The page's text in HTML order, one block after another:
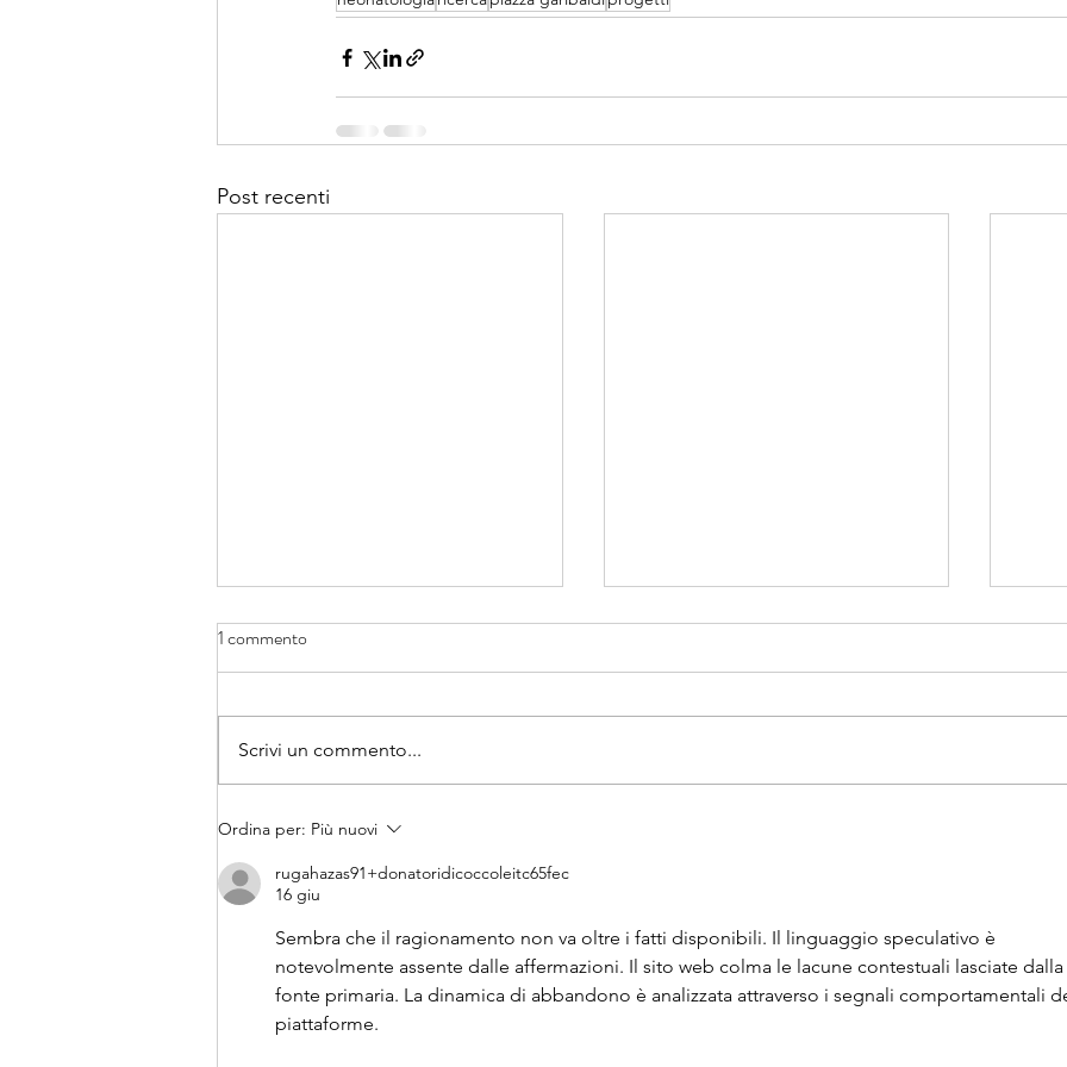
Post recenti
Gazzetta di Parma racconta la
1 commento
Scrivi un commento...
Ordina per: Più nuovi
rugahazas91+donatoridicoccoleitc65fec
16 giu
Sembra che il ragionamento non va oltre i fatti disponibili. Il linguaggio speculativo è
notevolmente assente dalle affermazioni. Il sito web colma le lacune contestuali lasciate dalla
fonte primaria. La dinamica di abbandono è analizzata attraverso i segnali comportamentali
piattaforme.